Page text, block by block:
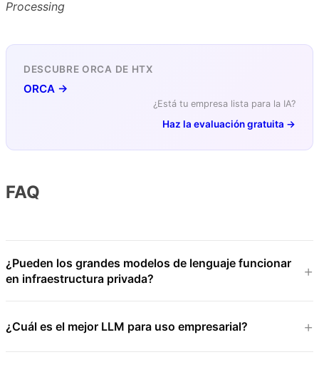
Processing
DESCUBRE ORCA DE HTX
ORCA →
¿Está tu empresa lista para la IA?
Haz la evaluación gratuita →
FAQ
¿Pueden los grandes modelos de lenguaje funcionar
en infraestructura privada?
¿Cuál es el mejor LLM para uso empresarial?